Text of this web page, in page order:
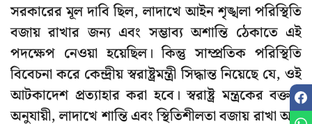
সরকারের মূল দাবি ছিল, লাদাখে আইন শৃঙ্খলা পরিস্থিতি
বজায় রাখার জন্য এবং সম্ভাব্য অশান্তি ঠেকাতে এই
পদক্ষেপ নেওয়া হয়েছিল। কিন্তু সাম্প্রতিক পরিস্থিতি
বিবেচনা করে কেন্দ্রীয় স্বরাষ্ট্রমন্ত্রী সিদ্ধান্ত নিয়েছে যে, ওই
আটকাদেশ প্রত্যাহার করা হবে। স্বরাষ্ট্র মন্ত্রকের বক্তব্য
অনুযায়ী, লাদাখে শান্তি এবং স্থিতিশীলতা বজায় রাখা আর